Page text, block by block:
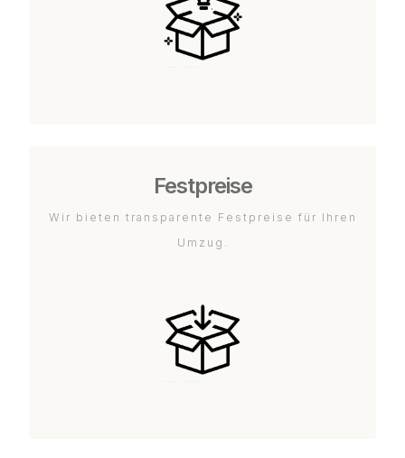
Festpreise
Wir bieten transparente Festpreise für Ihren
Umzug.